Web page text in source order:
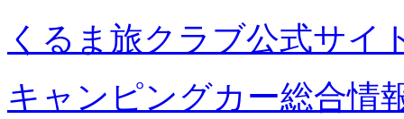
くるま旅クラブ公式サイ
キャンピングカー総合情